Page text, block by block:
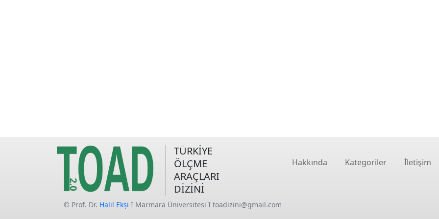
TÜRKİYE
ÖLÇME
ARAÇLARI
DİZİNİ
Hakkında Kategoriler İletişim
© Prof. Dr. Halil Ekşi I Marmara Üniversitesi I toadizini@gmail.com